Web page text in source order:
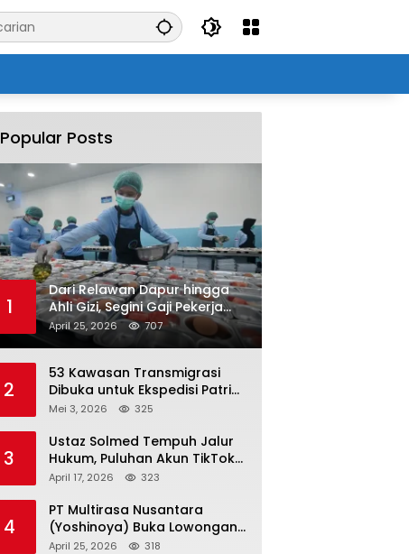
Popular Posts
1
Dari Relawan Dapur hingga
Ahli Gizi, Segini Gaji Pekerja
Program MBG yang Kini Serap
Hampir Sejuta Tenaga Kerja
April 25, 2026 707
2
53 Kawasan Transmigrasi
Dibuka untuk Ekspedisi Patriot
2026, Pendaftaran Ditutup 21
Mei 3, 2026 325
3
Ustaz Solmed Tempuh Jalur
Hukum, Puluhan Akun TikTok
dan Instagram Dilaporkan
April 17, 2026 323
4
PT Multirasa Nusantara
(Yoshinoya) Buka Lowongan
Operator Warehouse 2026,
April 25, 2026 318